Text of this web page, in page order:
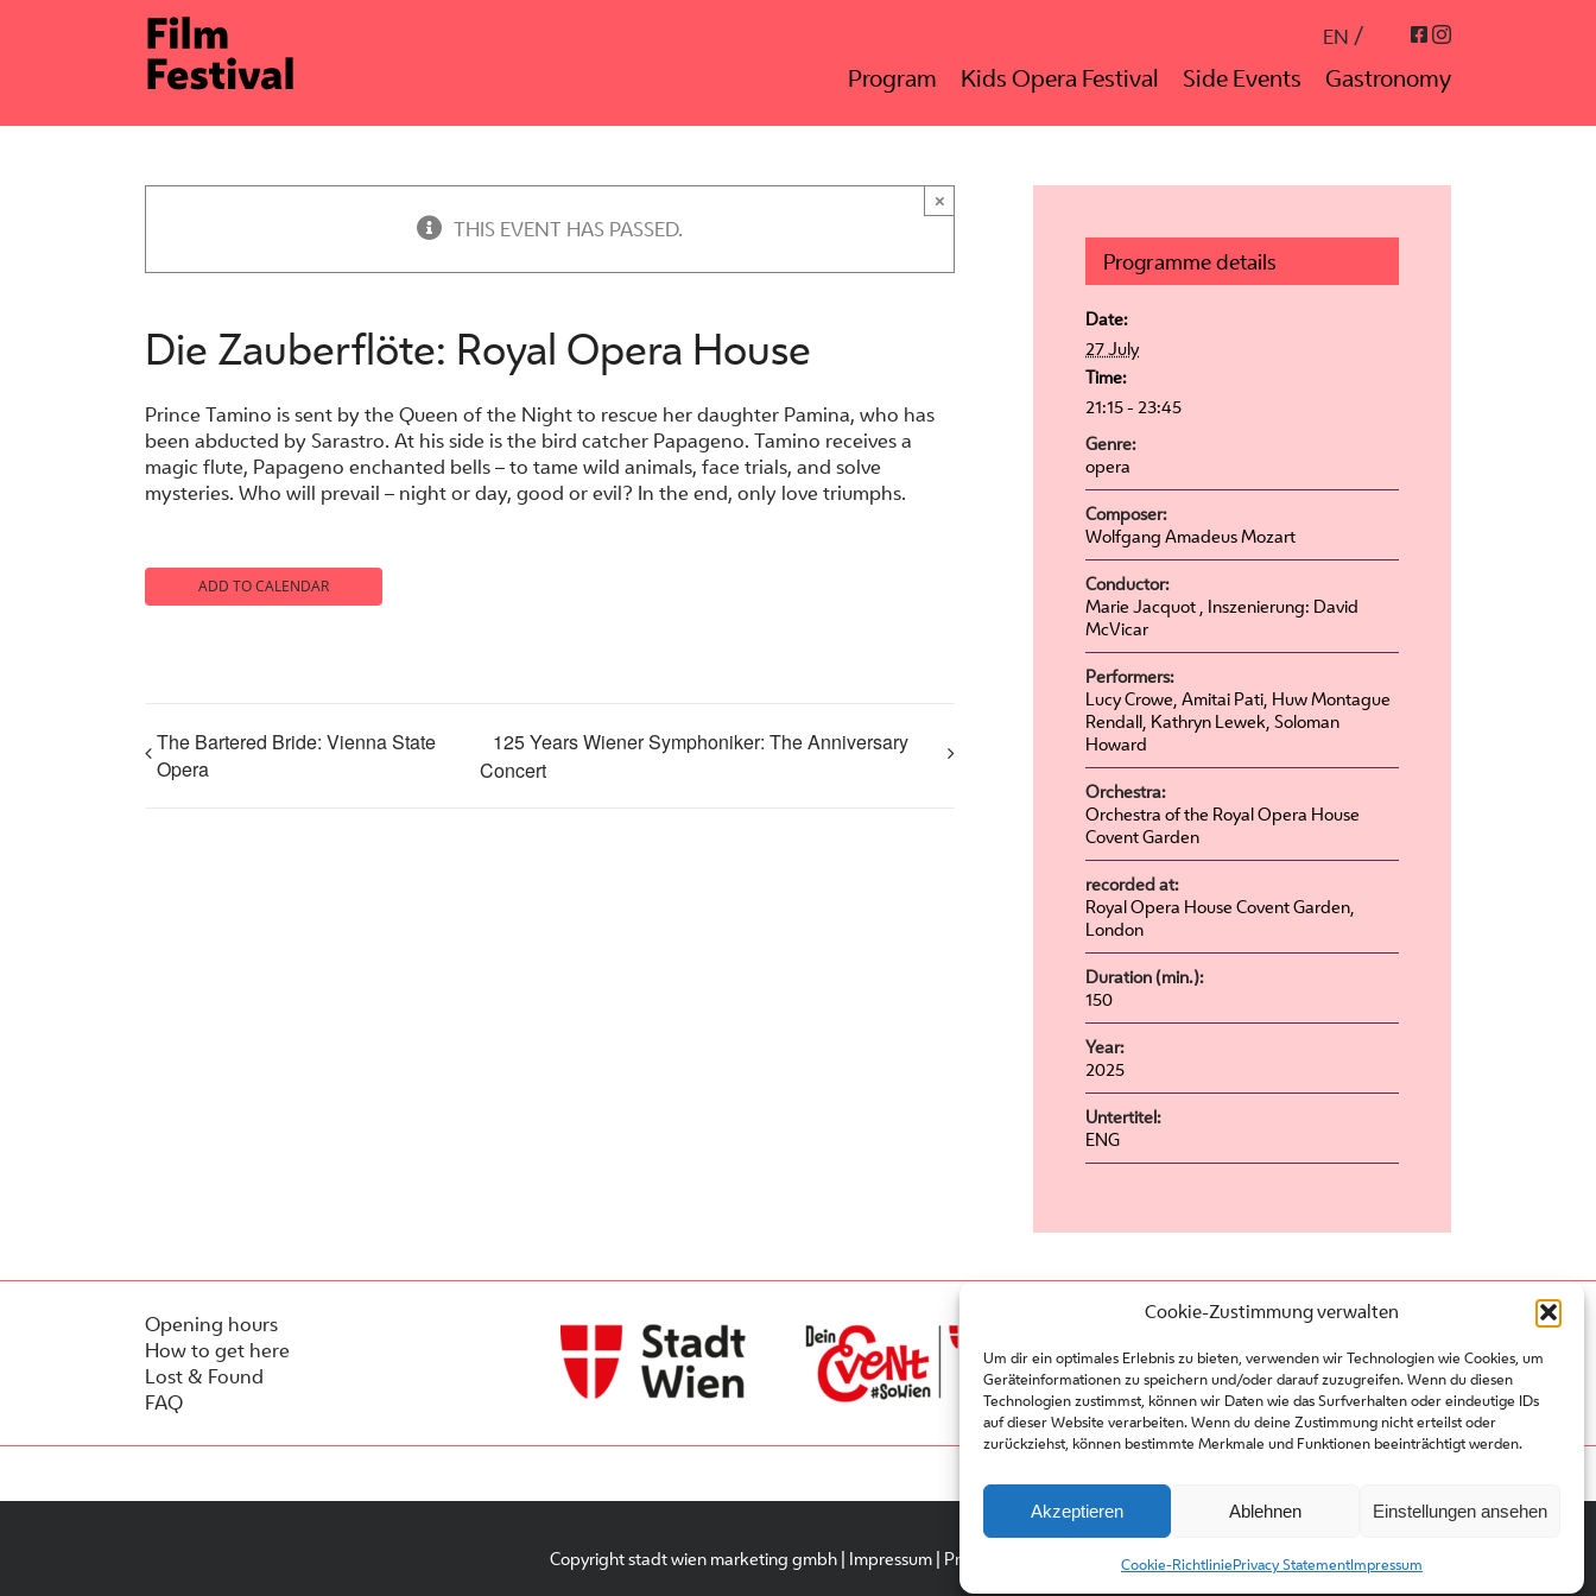
Cookie-Zustimmung verwalten
Um dir ein optimales Erlebnis zu bieten, verwenden wir Technologien wie Cookies, um
Geräteinformationen zu speichern und/oder darauf zuzugreifen. Wenn du diesen
Technologien zustimmst, können wir Daten wie das Surfverhalten oder eindeutige IDs
auf dieser Website verarbeiten. Wenn du deine Zustimmung nicht erteilst oder
zurückziehst, können bestimmte Merkmale und Funktionen beeinträchtigt werden.
Akzeptieren Ablehnen Einstellungen ansehen
Cookie-RichtliniePrivacy StatementImpressum
EN Facebook
Program Kids Opera Festival Side Events Gastronomy
THIS EVENT HAS PASSED.
×
Die Zauberflöte: Royal Opera House
Prince Tamino is sent by the Queen of the Night to rescue her daughter Pamina, who has
been abducted by Sarastro. At his side is the bird catcher Papageno. Tamino receives a
magic flute, Papageno enchanted bells – to tame wild animals, face trials, and solve
mysteries. Who will prevail – night or day, good or evil? In the end, only love triumphs.
ADD TO CALENDAR
The Bartered Bride: Vienna State
Opera
125 Years Wiener Symphoniker: The Anniversary
Concert
Programme details
Date:
27 July
Time:
21:15 - 23:45
Genre:
opera
Composer:
Wolfgang Amadeus Mozart
Conductor:
Marie Jacquot , Inszenierung: David
McVicar
Performers:
Lucy Crowe, Amitai Pati, Huw Montague
Rendall, Kathryn Lewek, Soloman
Howard
Orchestra:
Orchestra of the Royal Opera House
Covent Garden
recorded at:
Royal Opera House Covent Garden,
London
Duration (min.):
150
Year:
2025
Untertitel:
ENG
Opening hours
How to get here
Lost & Found
FAQ
Contact
Partners
Site regulations
Copyright stadt wien marketing gmbh | Impressum | Privacy Policy